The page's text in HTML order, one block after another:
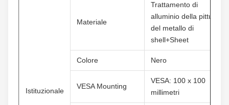
Istituzionale
Materiale
Trattamento di
alluminio della pittura
del metallo di
shell+Sheet
Colore Nero
VESA Mounting
VESA: 100 x 100
millimetri